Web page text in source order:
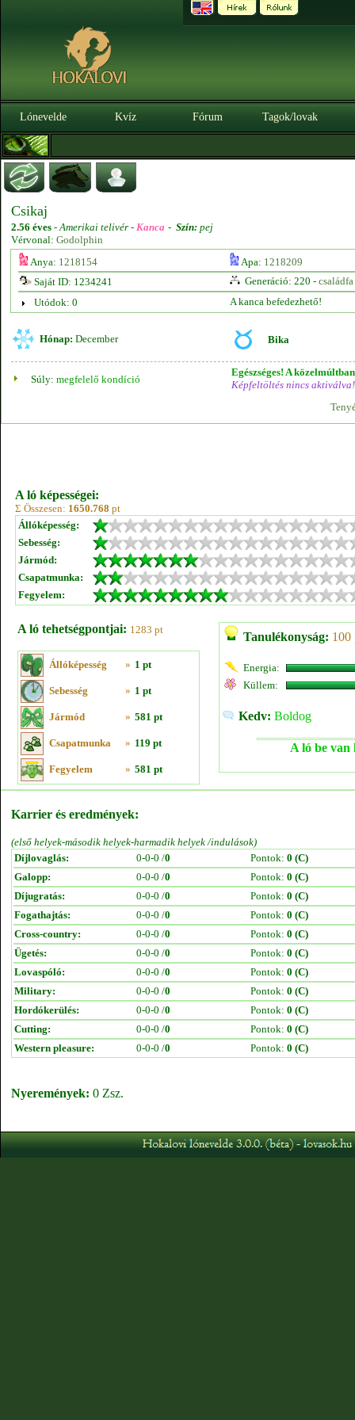
Lónevelde Kvíz Fórum Tagok/lovak
Csikaj
2.56 éves -Amerikai telivér - Kanca - Szín: pej
Vérvonal: Godolphin
Anya: 1218154 Apa: 1218209
Saját ID: 1234241
Generáció: 220 - családfa
Utódok: 0
A kanca befedezhető!
Hónap: December Bika
Súly: megfelelő kondíció
Egészséges! A
Képfeltöltés nincs aktiválva!
A ló képességei:
Σ Összesen: 1650.768 pt
Állóképesség:
Sebesség:
Jármód:
Csapatmunka:
Fegyelem:
A ló tehetségpontjai: 1283 pt
Állóképesség » 1 pt
Sebesség » 1 pt
Jármód » 581 pt
Csapatmunka » 119 pt
Fegyelem » 581 pt
Tanulékonyság: 100
Energia:
Küllem:
Kedv: Boldog
A ló be van
Karrier és eredmények:
(első helyek-második helyek-harmadik helyek /indulások)
Díjlovaglás:
0-0-0 /0 Pontok: 0 (C)
Galopp:
0-0-0 /0 Pontok: 0 (C)
Díjugratás:
0-0-0 /0 Pontok: 0 (C)
Fogathajtás:
0-0-0 /0 Pontok: 0 (C)
Cross-country:
0-0-0 /0 Pontok: 0 (C)
Ügetés:
0-0-0 /0 Pontok: 0 (C)
Lovaspóló:
0-0-0 /0 Pontok: 0 (C)
Military:
0-0-0 /0 Pontok: 0 (C)
Hordókerülés:
0-0-0 /0 Pontok: 0 (C)
Cutting:
0-0-0 /0 Pontok: 0 (C)
Western pleasure:
0-0-0 /0 Pontok: 0 (C)
Nyeremények: 0 Zsz.